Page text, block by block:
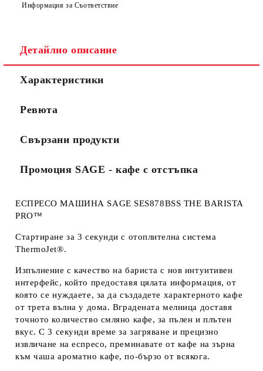
Информация за Съответствие
Детайлно описание
Характеристики
Ревюта
Свързани продукти
Промоция SAGE - кафе с отстъпка
ЕСПРЕСО МАШИНА SAGE SES878BSS THE BARISTA
PRO™
Стартиране за 3 секунди с отоплителна система
ThermoJet®.
Изпълнение с качество на бариста с нов интуитивен
интерфейс, който предоставя цялата информация, от
която се нуждаете, за да създадете характерното кафе
от трета вълна у дома. Вградената мелница доставя
точното количество смляно кафе, за пълен и плътен
вкус. С 3 секунди време за загряване и прецизно
извличане на еспресо, преминавате от кафе на зърна
към чаша ароматно кафе, по-бързо от всякога.